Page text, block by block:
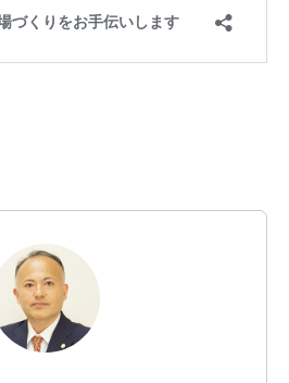
継ぎを１年で育てます！
流れ紹介
別相談のお申込
ーポリシー・免責事項